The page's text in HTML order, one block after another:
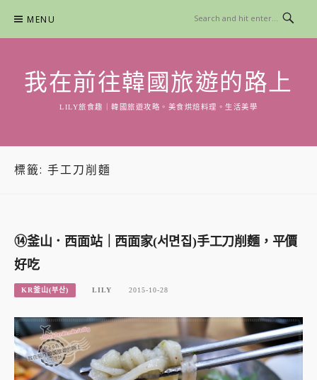
content
MENU
我在前往韓國旅遊的路上
LILY旅食趣｜韓國旅遊攻略。美食烘焙料理。生活美學
標籤: 手工刀削麵
⑭釜山．西面站｜西面家(서면집)手工刀削麵，平價
好吃
KR釜山(부산) LILY 2015-10-28